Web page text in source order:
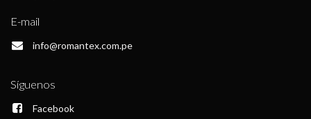
E-mail
info@romantex.com.pe
Síguenos
Facebook